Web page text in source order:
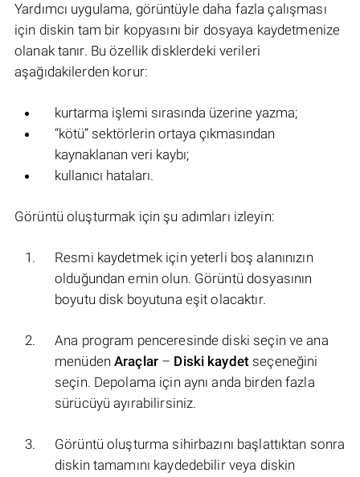
Yardımcı uygulama, görüntüyle daha fazla çalışması
için diskin tam bir kopyasını bir dosyaya kaydetmenize
olanak tanır. Bu özellik disklerdeki verileri
aşağıdakilerden korur:
kurtarma işlemi sırasında üzerine yazma;
“kötü” sektörlerin ortaya çıkmasından
kaynaklanan veri kaybı;
kullanıcı hataları.
Görüntü oluşturmak için şu adımları izleyin:
Resmi kaydetmek için yeterli boş alanınızın
olduğundan emin olun. Görüntü dosyasının
boyutu disk boyutuna eşit olacaktır.
Ana program penceresinde diski seçin ve ana
menüdenAraçlar – Diski kaydet seçeneğini
seçin. Depolama için aynı anda birden fazla
sürücüyü ayırabilirsiniz.
Görüntü oluşturma sihirbazını başlattıktan sonra
diskin tamamını kaydedebilir veya diskin